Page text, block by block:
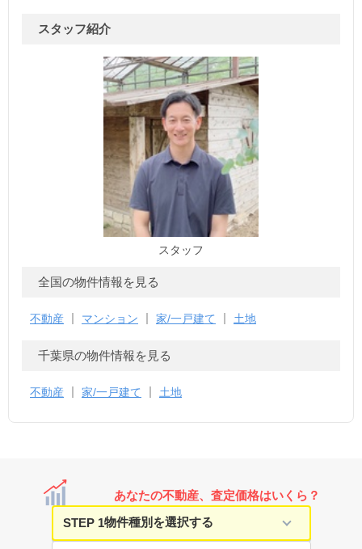
スタッフ紹介
スタッフ
全国の物件情報を見る
不動産 マンション 家/一戸建て 土地
千葉県の物件情報を見る
不動産 家/一戸建て 土地
あなたの不動産、査定価格はいくら？
STEP 1